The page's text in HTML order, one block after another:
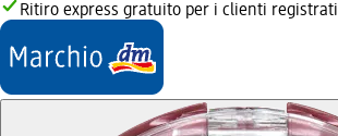
Ritiro express gratuito per i clienti registrati